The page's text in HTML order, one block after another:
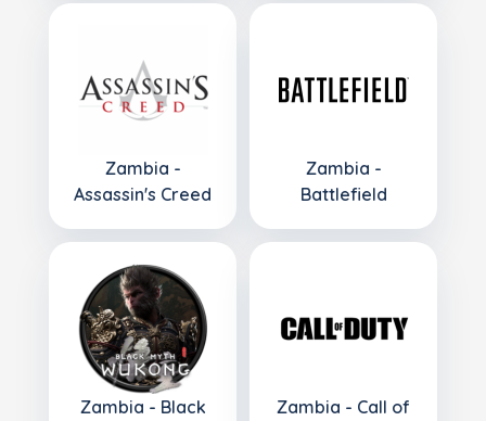
Zambia -
Assassin's Creed
Zambia -
Battlefield
Zambia - Black
Zambia - Call of